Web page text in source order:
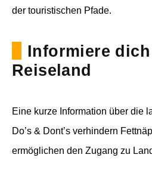
der touristischen Pfade.
Informiere
Reiseland
Eine kurze Information über die
Do’s & Dont’s verhindern
ermöglichen den Zugang zu